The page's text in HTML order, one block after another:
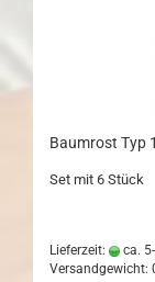
Baumrost Typ
Set mit 6 Stück
Lieferzeit: ca.
Versandgewicht: